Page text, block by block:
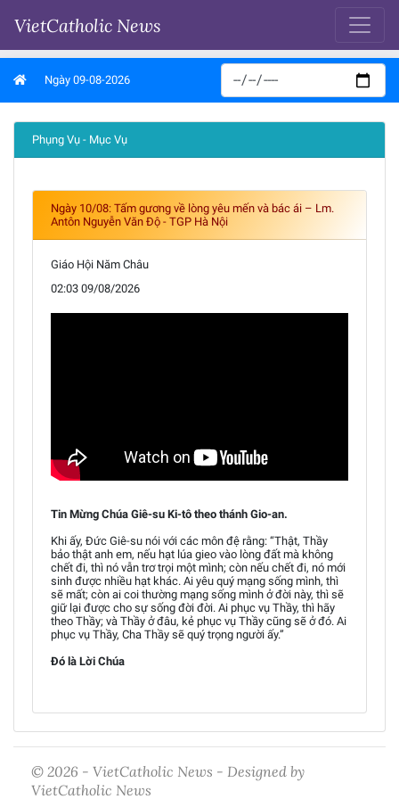
VietCatholic News
Ngày 09-08-2026
Phụng Vụ - Mục Vụ
Ngày 10/08: Tấm gương về lòng yêu mến và bác ái – Lm.
Antôn Nguyễn Văn Độ - TGP Hà Nội
Giáo Hội Năm Châu
02:03 09/08/2026
Tin Mừng Chúa Giê-su Ki-tô theo thánh Gio-an.
Khi ấy, Đức Giê-su nói với các môn đệ rằng: “Thật, Thầy
bảo thật anh em, nếu hạt lúa gieo vào lòng đất mà không
chết đi, thì nó vẫn trơ trọi một mình; còn nếu chết đi, nó mới
sinh được nhiều hạt khác. Ai yêu quý mạng sống mình, thì
sẽ mất; còn ai coi thường mạng sống mình ở đời này, thì sẽ
giữ lại được cho sự sống đời đời. Ai phục vụ Thầy, thì hãy
theo Thầy; và Thầy ở đâu, kẻ phục vụ Thầy cũng sẽ ở đó. Ai
phục vụ Thầy, Cha Thầy sẽ quý trọng người ấy.”
Đó là Lời Chúa
© 2026 - VietCatholic News - Designed by
VietCatholic News